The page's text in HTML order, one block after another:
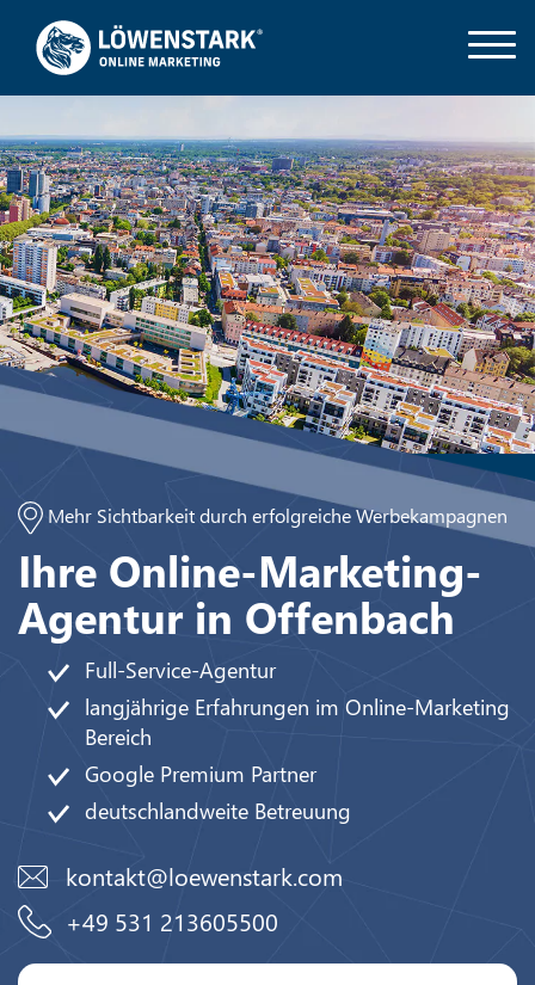
Mehr Sichtbarkeit durch erfolgreiche Werbekampagnen
Ihre Online-Marketing-
Agentur in Offenbach
Full-Service-Agentur
langjährige Erfahrungen im Online-Marketing
Bereich
Google Premium Partner
deutschlandweite Betreuung
kontakt@loewenstark.com
+49 531 213605500